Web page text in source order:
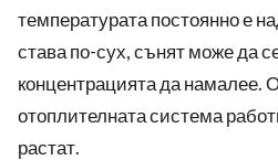
температурата постоянно е
става по-сух, сънят може да
концентрацията да намалее.
отоплителната система
растат.